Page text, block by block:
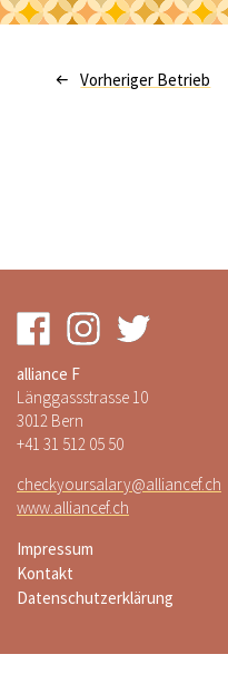
Vorheriger Betrieb
alliance F
Länggassstrasse 10
3012 Bern
+41 31 512 05 50
checkyoursalary@alliancef.ch
www.alliancef.ch
Impressum
Kontakt
Datenschutzerklärung